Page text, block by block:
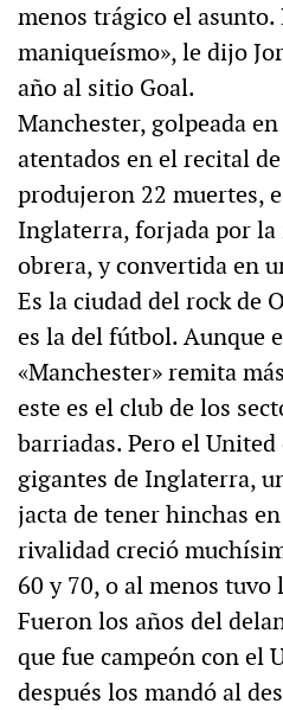
menos trágico el asunto.
maniqueísmo», le dijo
año al sitio Goal.
Manchester, golpeada
atentados en el recital
produjeron 22 muertes,
Inglaterra, forjada por la
obrera, y convertida en
Es la ciudad del rock de
es la del fútbol. Aunque
«Manchester» remita
este es el club de los
barriadas. Pero el United
gigantes de Inglaterra,
jacta de tener hinchas
rivalidad creció
60 y 70, o al menos tuvo
Fueron los años del
que fue campeón con el
después los mandó al